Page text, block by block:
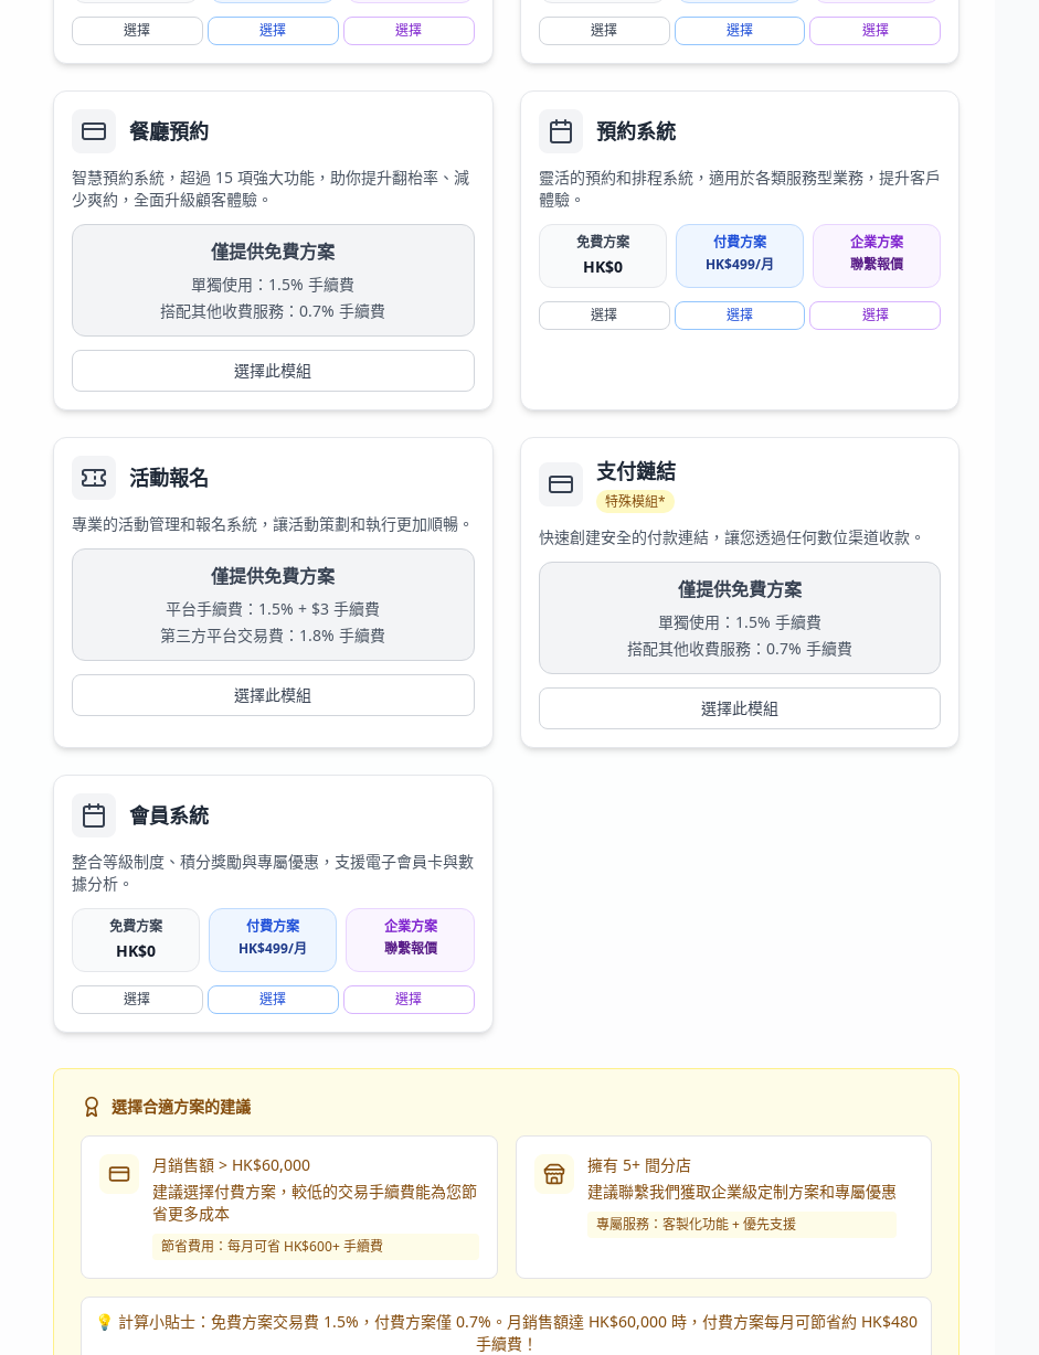
選擇 選擇 選擇 選擇 選擇 選擇
餐廳預約
智慧預約系統，超過 15 項強大功能，助你提升翻枱率、減
少爽約，全面升級顧客體驗。
僅提供免費方案
單獨使用 ： 1.5% 手續費
搭配其他收費服務 ：0.7% 手續費
選擇此模組
預約系統
靈活的預約和排程系統，適用於各類服務型業務，提升客戶
體驗。
免費方案
HK$0
付費方案
HK$499/月
企業方案
聯繫報價
選擇 選擇 選擇
活動報名
專業的活動管理和報名系統，讓活動策劃和執行更加順暢。
僅提供免費方案
平台手續費 ： 1.5% + $3 手續費
第三方平台交易費 ： 1.8% 手續費
選擇此模組
支付鏈結
特殊模組*
快速創建安全的付款連結，讓您透過任何數位渠道收款。
僅提供免費方案
單獨使用 ： 1.5% 手續費
搭配其他收費服務： 0.7% 手續費
選擇此模組
會員系統
整合等級制度、積分獎勵與專屬優惠，支援電子會員卡與數
據分析。
免費方案
HK$0
付費方案
HK$499/月
企業方案
聯繫報價
選擇 選擇 選擇
選擇合適方案的建議
月銷售額 > HK$60,000
建議選擇付費方案，較低的交易手續費能為您節
省更多成本
節省費用：每月可省 HK$600+ 手續費
擁有 5+ 間分店
建議聯繫我們獲取企業級定制方案和專屬優惠
專屬服務：客製化功能 + 優先支援
💡 計算小貼士：免費方案交易費 1.5%，付費方案僅 0.7%。月銷售額達 HK$60,000 時，付費方案每月可節省約 HK$480
手續費！